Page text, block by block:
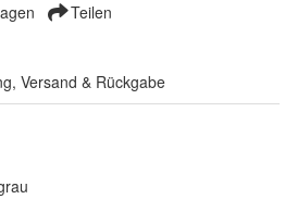
Teilen
Versand & Rückgabe
und grau